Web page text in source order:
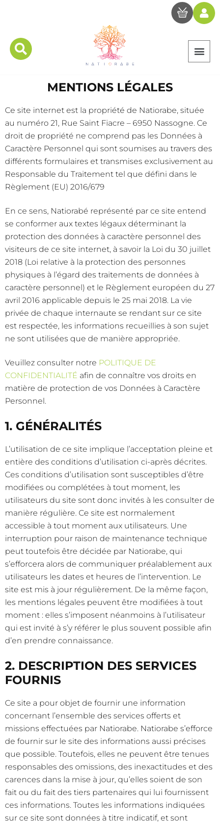
MENTIONS LÉGALES
Ce site internet est la propriété de Natiorabe, située
au numéro 21, Rue Saint Fiacre – 6950 Nassogne. Ce
droit de propriété ne comprend pas les Données à
Caractère Personnel qui sont soumises au travers des
différents formulaires et transmises exclusivement au
Responsable du Traitement tel que défini dans le
Règlement (EU) 2016/679
En ce sens, Natiorabé représenté par ce site entend
se conformer aux textes légaux déterminant la
protection des données à caractère personnel des
visiteurs de ce site internet, à savoir la Loi du 30 juillet
2018 (Loi relative à la protection des personnes
physiques à l’égard des traitements de données à
caractère personnel) et le Règlement européen du 27
avril 2016 applicable depuis le 25 mai 2018. La vie
privée de chaque internaute se rendant sur ce site
est respectée, les informations recueillies à son sujet
ne sont utilisées que de manière appropriée.
Veuillez consulter notre POLITIQUE DE
CONFIDENTIALITÉ afin de connaître vos droits en
matière de protection de vos Données à Caractère
Personnel.
1. GÉNÉRALITÉS
L’utilisation de ce site implique l’acceptation pleine et
entière des conditions d’utilisation ci-après décrites.
Ces conditions d’utilisation sont susceptibles d’être
modifiées ou complétées à tout moment, les
utilisateurs du site sont donc invités à les consulter de
manière régulière. Ce site est normalement
accessible à tout moment aux utilisateurs. Une
interruption pour raison de maintenance technique
peut toutefois être décidée par Natiorabe, qui
s’efforcera alors de communiquer préalablement aux
utilisateurs les dates et heures de l’intervention. Le
site est mis à jour régulièrement. De la même façon,
les mentions légales peuvent être modifiées à tout
moment : elles s’imposent néanmoins à l’utilisateur
qui est invité à s’y référer le plus souvent possible afin
d’en prendre connaissance.
2. DESCRIPTION DES SERVICES
FOURNIS
Ce site a pour objet de fournir une information
concernant l’ensemble des services offerts et
missions effectuées par Natiorabe. Natiorabe s’efforce
de fournir sur le site des informations aussi précises
que possible. Toutefois, elles ne peuvent être tenues
responsables des omissions, des inexactitudes et des
carences dans la mise à jour, qu’elles soient de son
fait ou du fait des tiers partenaires qui lui fournissent
ces informations. Toutes les informations indiquées
sur ce site sont données à titre indicatif, et sont